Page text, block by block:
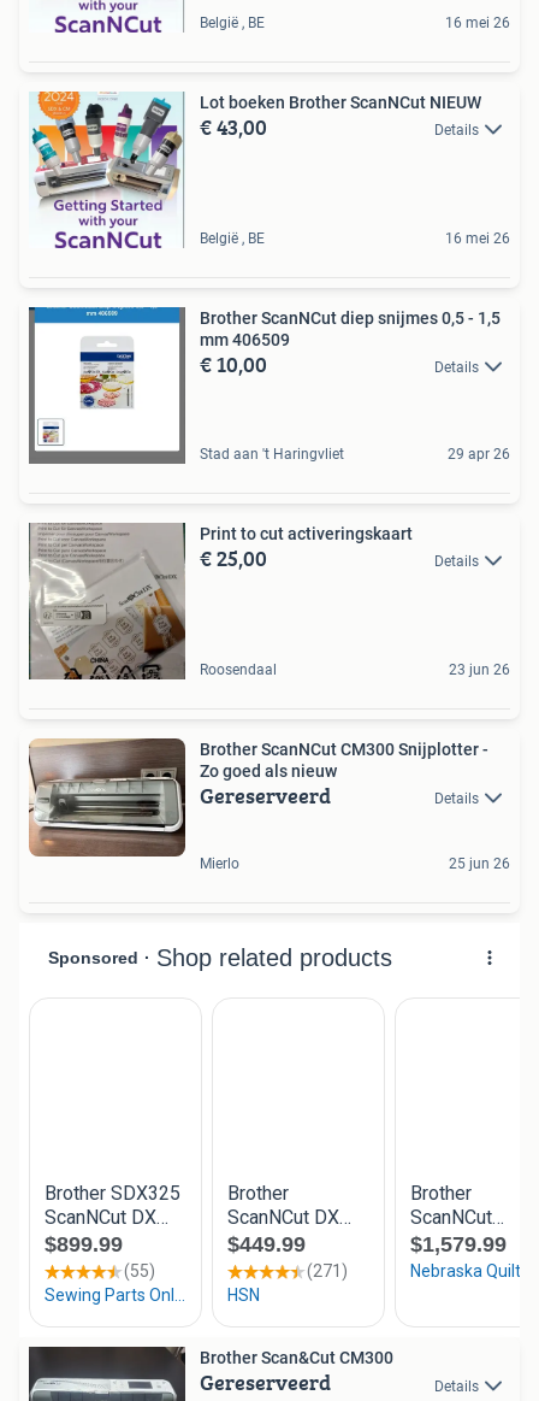
België , BE 16 mei 26
Lot boeken Brother ScanNCut NIEUW
€ 43,00 Details
België , BE 16 mei 26
Brother ScanNCut diep snijmes 0,5 - 1,5
mm 406509
€ 10,00 Details
Stad aan 't Haringvliet 29 apr 26
Print to cut activeringskaart
€ 25,00 Details
Roosendaal 23 jun 26
Brother ScanNCut CM300 Snijplotter -
Zo goed als nieuw
Gereserveerd Details
Mierlo 25 jun 26
Brother Scan&Cut CM300
Gereserveerd Details